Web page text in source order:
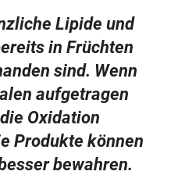
Lipide und
in Früchten
sind. Wenn
aufgetragen
Oxidation
Produkte können
bewahren.